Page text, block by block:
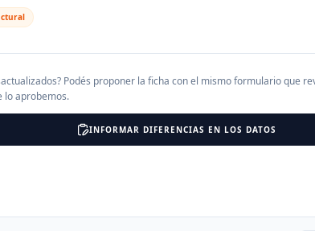
Podés proponer la ficha con el mismo formulario que
lo aprobemos.
INFORMAR DIFERENCIAS EN LOS DATOS